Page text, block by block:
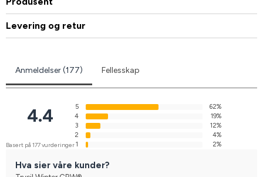
Levering og retur
Anmeldelser (177) Fellesskap
4.4
Basert på 177 vurderinger
5
62%
4
19%
3
12%
2
4%
1
2%
Hva sier våre kunder?